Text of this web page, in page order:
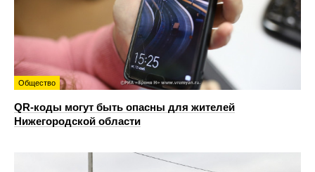
Общество
QR-коды могут быть опасны для жителей
Нижегородской области